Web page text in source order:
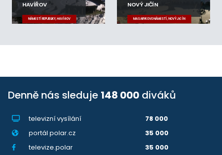
HAVÍŘOV
NÁMĚSTÍ REPUBLIKY, HAVÍŘOV
NOVÝ JIČÍN
MASARYKOVO NÁMĚSTÍ, NOVÝ JIČÍN
Denně nás sleduje 148 000 diváků
televizní vysílání
78 000
portál polar.cz
35 000
televize.polar
35 000